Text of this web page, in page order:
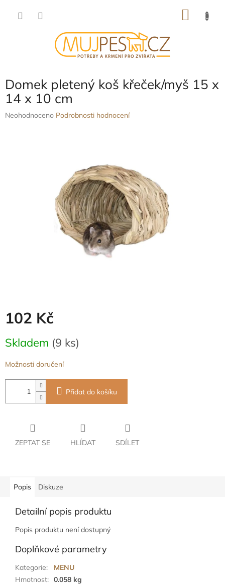
Domek pletený koš křeček/myš 15 x
14 x 10 cm
Průměrné
Neohodnoceno Podrobnosti hodnocení
102 Kč
cena:
Skladem (9 ks)
Možnosti doručení
Přidat do košíku
ZEPTAT SE HLÍDAT SDÍLET
Popis Diskuze
Detailní popis produktu
Popis produktu není dostupný
Doplňkové parametry
Kategorie:
MENU
Hmotnost: 0.058 kg